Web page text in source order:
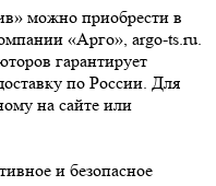
можно приобрести в
«Арго», argo-ts.ru.
гарантирует
по России. Для
на сайте или
и безопасное